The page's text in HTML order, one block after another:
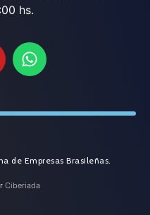
hs.
de Empresas Brasileñas.
Ciberiada